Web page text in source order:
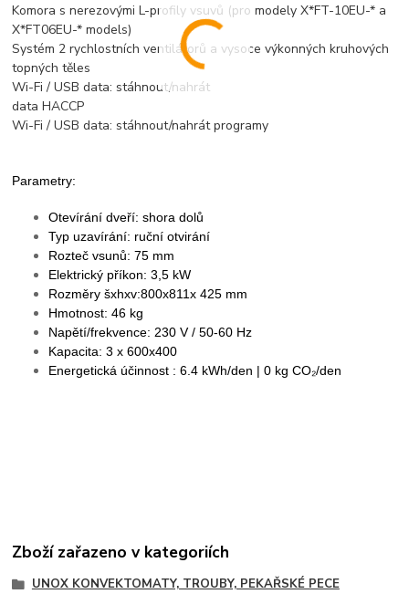
Komora s nerezovými L-profily vsuvů (pro modely X*FT-10EU-* a
X*FT06EU-* models)
Systém 2 rychlostních ventilátorů a vysoce výkonných kruhových
topných těles
Wi-Fi / USB data: stáhnout/nahrát
data HACCP
Wi-Fi / USB data: stáhnout/nahrát programy
Parametry:
Otevírání dveří: shora dolů
Typ uzavírání: ruční otvirání
Rozteč vsunů: 75 mm
Elektrický příkon: 3,5 kW
Rozměry šxhxv:800x811x 425 mm
Hmotnost: 46 kg
Napětí/frekvence: 230 V / 50-60 Hz
Kapacita: 3 x 600x400
Energetická účinnost : 6.4 kWh/den | 0 kg CO₂/den
Zboží zařazeno v kategoriích
UNOX KONVEKTOMATY, TROUBY, PEKAŘSKÉ PECE